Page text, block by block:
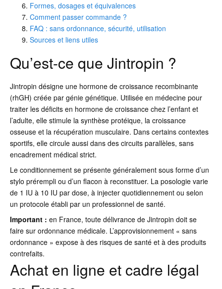
Formes, dosages et équivalences
Comment passer commande ?
FAQ : sans ordonnance, sécurité, utilisation
Sources et liens utiles
Qu’est-ce que Jintropin ?
Jintropin désigne une hormone de croissance recombinante
(rhGH) créée par génie génétique. Utilisée en médecine pour
traiter les déficits en hormone de croissance chez l’enfant et
l’adulte, elle stimule la synthèse protéique, la croissance
osseuse et la récupération musculaire. Dans certains contextes
sportifs, elle circule aussi dans des circuits parallèles, sans
encadrement médical strict.
Le conditionnement se présente généralement sous forme d’un
stylo prérempli ou d’un flacon à reconstituer. La posologie varie
de 1 IU à 10 IU par dose, à injecter quotidiennement ou selon
un protocole établi par un professionnel de santé.
Important : en France, toute délivrance de Jintropin doit se
faire sur ordonnance médicale. L’approvisionnement « sans
ordonnance » expose à des risques de santé et à des produits
contrefaits.
Achat en ligne et cadre légal